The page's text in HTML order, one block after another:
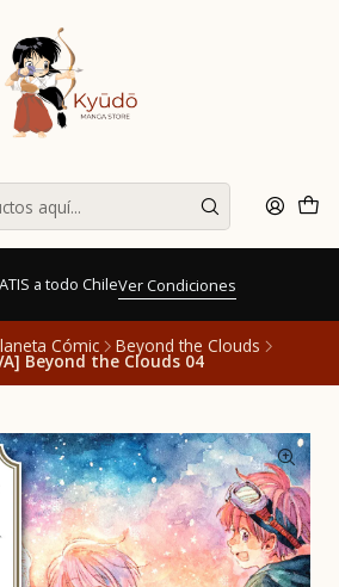
a todo ChileVer Condiciones
Cómic Beyond the Clouds
Beyond the Clouds 04